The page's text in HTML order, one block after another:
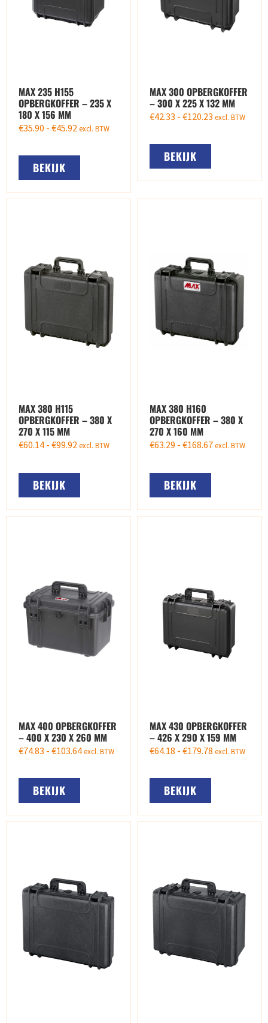
MAX 235 H155
OPBERGKOFFER – 235 X
180 X 156 MM
€35.90 - €45.92excl. BTW
BEKIJK
MAX 300 OPBERGKOFFER
– 300 X 225 X 132 MM
€42.33 - €120.23 excl. BTW
BEKIJK
MAX 380 H115
OPBERGKOFFER – 380 X
270 X 115 MM
€60.14 - €99.92excl. BTW
BEKIJK
MAX 380 H160
OPBERGKOFFER – 380 X
270 X 160 MM
€63.29 - €168.67excl. BTW
BEKIJK
MAX 400 OPBERGKOFFER
– 400 X 230 X 260 MM
€74.83 - €103.64excl. BTW
BEKIJK
MAX 430 OPBERGKOFFER
– 426 X 290 X 159 MM
€64.18 - €179.78 excl. BTW
BEKIJK